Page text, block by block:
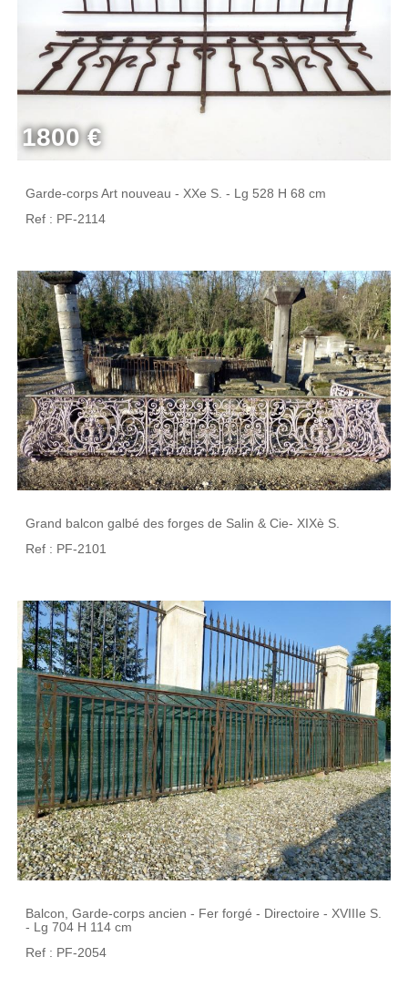
1800 €
Garde-corps Art nouveau - XXe S. - Lg 528 H 68 cm
Ref : PF-2114
Grand balcon galbé des forges de Salin & Cie- XIXè S.
Ref : PF-2101
Balcon, Garde-corps ancien - Fer forgé - Directoire - XVIIIe S.
- Lg 704 H 114 cm
Ref : PF-2054